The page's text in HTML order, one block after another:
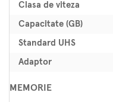
Clasa de viteza
Capacitate (GB)
Standard UHS
Adaptor
MEMORIE